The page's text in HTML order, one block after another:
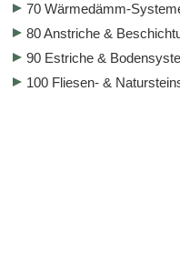
70 Wärmedämm-
80 Anstriche &
90 Estriche &
100 Fliesen- &